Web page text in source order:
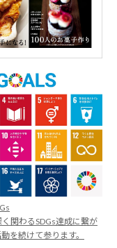
関わるSDGs達成に繋が
を続けて参ります。